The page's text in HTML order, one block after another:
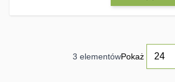
3 elementówPokaż